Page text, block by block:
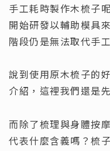
手工耗時製作木梳子
開始研發以輔助模具
階段仍是無法取代手
說到使用原木梳子的
介紹，這裡我們還是
而除了梳理與身體按
代表什麼含義嗎？梳